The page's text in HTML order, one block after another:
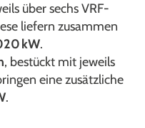
über sechs VRF-
liefern zusammen
kW.
, bestückt mit jeweils
eine zusätzliche
.